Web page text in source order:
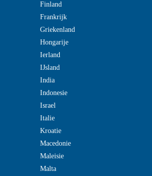
Finland
Frankrijk
Griekenland
Hongarije
Ierland
IJsland
India
Indonesie
Israel
Italie
Kroatie
Macedonie
Maleisie
Malta